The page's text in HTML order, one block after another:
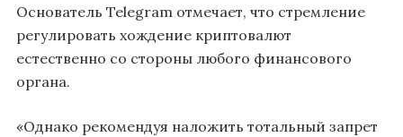
Основатель Telegram отмечает, что стремление
регулировать хождение криптовалют
естественно со стороны любого финансового
органа.
«Однако рекомендуя наложить тотальный запрет